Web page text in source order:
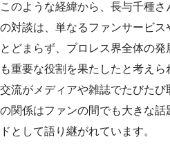
このような経緯から、長与千種
の対談は、単なるファンサービ
とどまらず、プロレス界全体の
も重要な役割を果たしたと考え
交流がメディアや雑誌でたびたび
の関係はファンの間でも大きな
ドとして語り継がれています。